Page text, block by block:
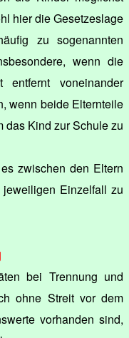
hier die Gesetzeslage
zu sogenannten
wenn die
voneinander
wenn beide Elternteile
das Kind zur Schule zu
zwischen den Eltern
Einzelfall zu
bei Trennung und
ohne Streit vor dem
vorhanden sind,